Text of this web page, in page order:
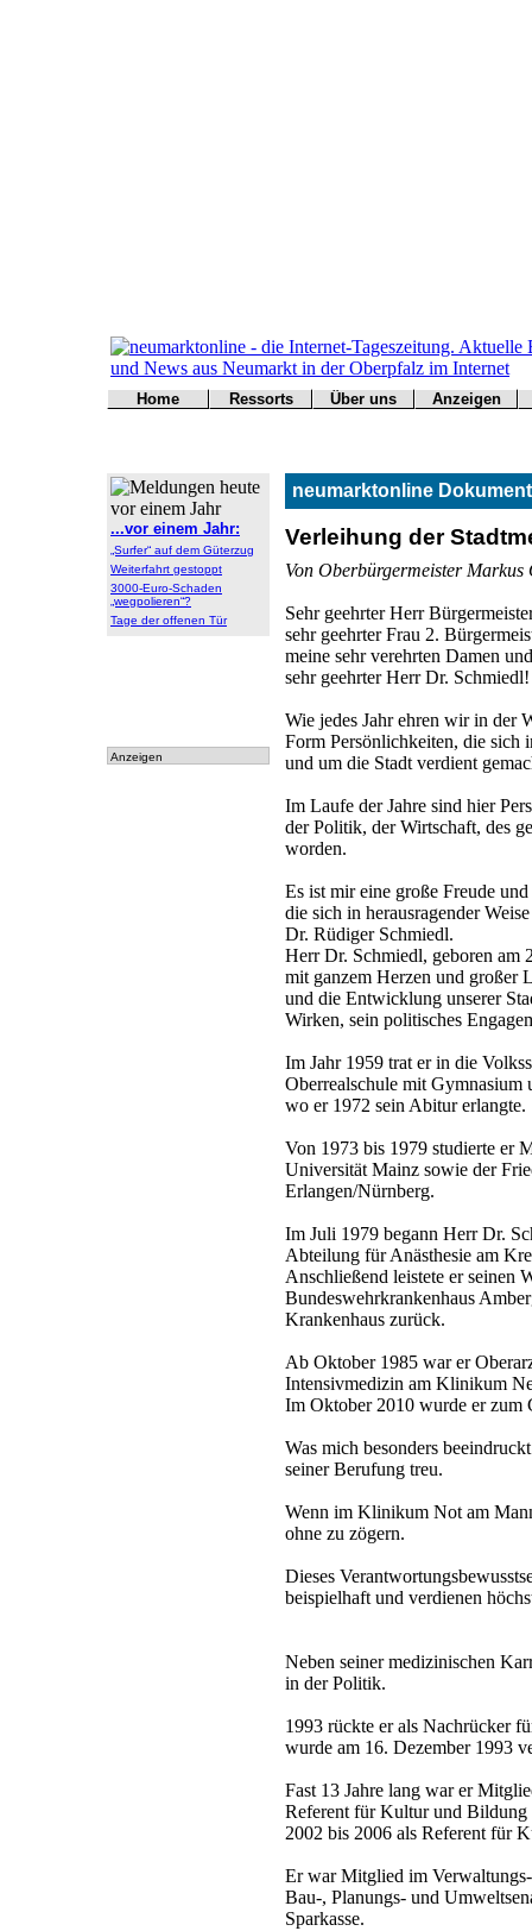
neumarktonline
Verleihung der
Von Oberbürgermeister Markus
Sehr geehrter Herr
sehr geehrter Frau 2.
meine sehr verehrten Damen
sehr geehrter Herr Dr. Schmiedl!
Wie jedes Jahr ehren wir in der
Form Persönlichkeiten, die sich
und um die Stadt verdient
Im Laufe der Jahre sind hier
der Politik, der Wirtschaft, des
worden.
Es ist mir eine große Freude
die sich in herausragender
Dr. Rüdiger Schmiedl.
Herr Dr. Schmiedl, geboren am
mit ganzem Herzen und großer
und die Entwicklung unserer
Wirken, sein politisches
Im Jahr 1959 trat er in die
Oberrealschule mit
wo er 1972 sein Abitur erlangte.
Von 1973 bis 1979 studierte er
Universität Mainz sowie der
Erlangen/Nürnberg.
Im Juli 1979 begann Herr Dr.
Abteilung für Anästhesie am
Anschließend leistete er seinen
Bundeswehrkrankenhaus
Krankenhaus zurück.
Ab Oktober 1985 war er
Intensivmedizin am Klinikum
Im Oktober 2010 wurde er zum
Was mich besonders
seiner Berufung treu.
Wenn im Klinikum Not am
ohne zu zögern.
Dieses
beispielhaft und verdienen
Neben seiner medizinischen
in der Politik.
1993 rückte er als Nachrücker
wurde am 16. Dezember 1993
Fast 13 Jahre lang war er
Referent für Kultur und Bildung
2002 bis 2006 als Referent für
Er war Mitglied im
Bau-, Planungs- und
Sparkasse.
...vor einem Jahr:
„Surfer“ auf dem Güterzug
Weiterfahrt gestoppt
3000-Euro-Schaden
„wegpolieren“?
Tage der offenen Tür
Anzeigen
Home
Ressorts
Wirtschaft
Sport
Online
Über uns
Kontakt
Anzeigen